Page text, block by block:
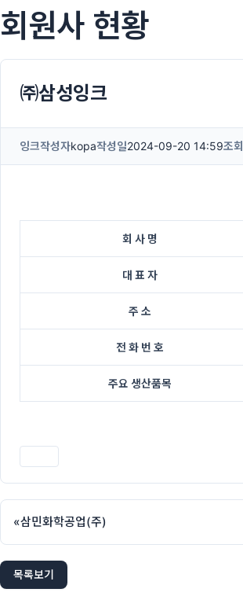
회원사 현황
㈜삼성잉크
잉크작성자kopa작성일2024-09-20 14:59조회
회 사 명
대 표 자
주 소
전 화 번 호
주요 생산품목
«삼민화학공업(주)
목록보기